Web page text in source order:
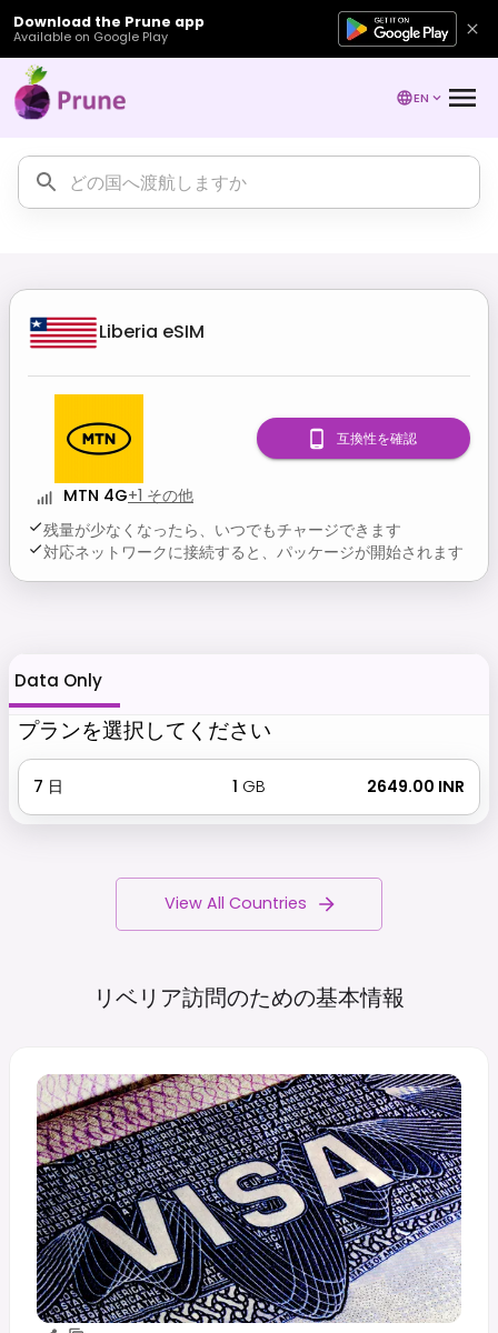
Download the Prune app
Available on Google Play
EN
Liberia eSIM
MTN 4G+1 その他
残量が少なくなったら、いつでもチャージできます
対応ネットワークに接続すると、パッケージが開始されます
互換性を確認
Data Only
プランを選択してください
7 日 1 GB ₹ 2649.00 INR
View All Countries
リベリア訪問のための基本情報